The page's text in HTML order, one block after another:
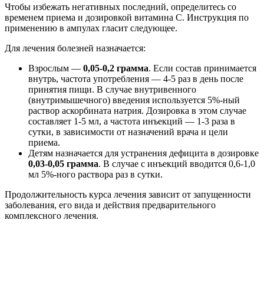
Чтобы избежать негативных последний, определитесь со
временем приема и дозировкой витамина С. Инструкция по
применению в ампулах гласит следующее.
Для лечения болезней назначается:
Взрослым — 0,05-0,2 грамма. Если состав принимается
внутрь, частота употребления — 4-5 раз в день после
принятия пищи. В случае внутривенного
(внутримышечного) введения используется 5%-ный
раствор аскорбината натрия. Дозировка в этом случае
составляет 1-5 мл, а частота инъекций — 1-3 раза в
сутки, в зависимости от назначений врача и цели
приема.
Детям назначается для устранения дефицита в дозировке
0,03-0,05 грамма. В случае с инъекций вводится 0,6-1,0
мл 5%-ного раствора раз в сутки.
Продолжительность курса лечения зависит от запущенности
заболевания, его вида и действия предварительного
комплексного лечения.